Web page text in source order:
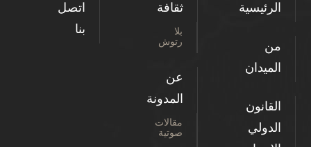
الرئيسية
من
الميدان
القانون
الدولي
ثقافة
بلا
رتوش
عن
المدونة
مقالات
صوتية
اتصل
بنا